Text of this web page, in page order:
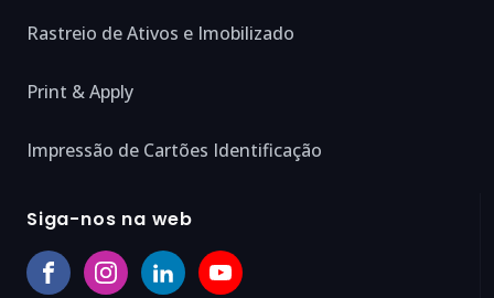
Rastreio de Ativos e Imobilizado
Print & Apply
Impressão de Cartões Identificação
Siga-nos na web